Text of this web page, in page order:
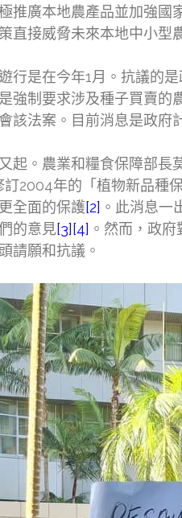
推廣本地農產品並加強
直接威脅未來本地中小型
行是在今年1月。抗議的
強制要求涉及種子買賣的
該法案。目前消息是政府
起。農業和糧食保障部
訂2004年的「植物新品
全面的保護[2] 。此消息一
的意見[3][4] 。然而，政
請願和抗議。